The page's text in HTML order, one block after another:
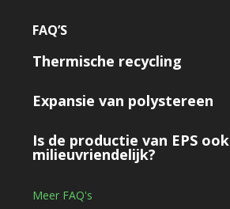
FAQ’S
Thermische recycling
Expansie van polystereen
Is de productie van EPS ook
milieuvriendelijk?
Meer FAQ's